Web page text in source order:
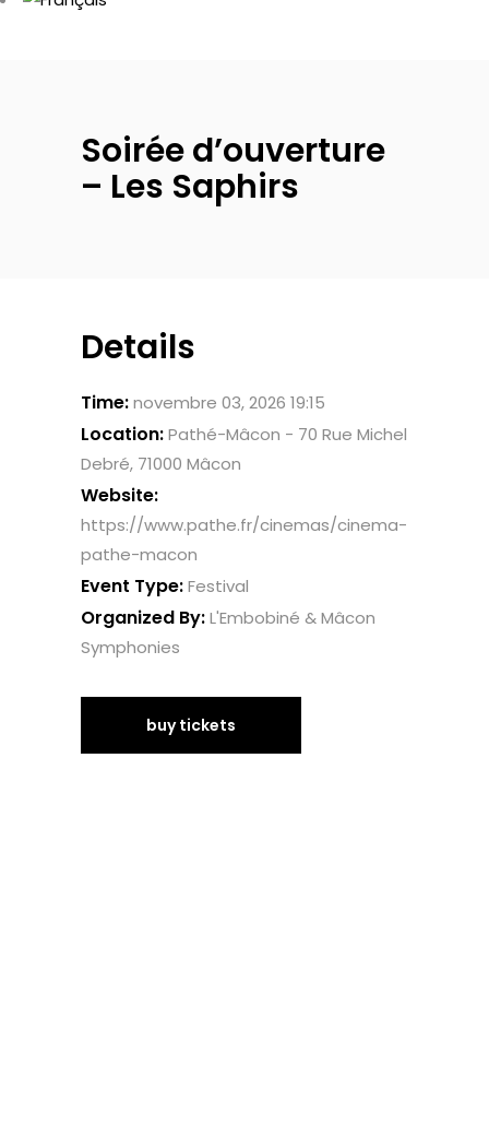
Soirée d’ouverture
– Les Saphirs
Details
Time:novembre 03, 2026 19:15
Location:Pathé-Mâcon - 70 Rue Michel
Debré, 71000 Mâcon
Website:
https://www.pathe.fr/cinemas/cinema-
pathe-macon
Event Type:Festival
Organized By:L'Embobiné & Mâcon
Symphonies
buy tickets